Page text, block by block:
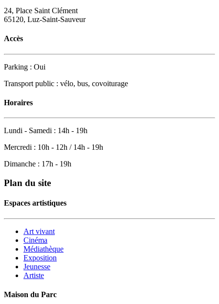
24, Place Saint Clément
65120, Luz-Saint-Sauveur
Accès
Parking : Oui
Transport public : vélo, bus, covoiturage
Horaires
Lundi - Samedi : 14h - 19h
Mercredi : 10h - 12h / 14h - 19h
Dimanche : 17h - 19h
Plan du site
Espaces artistiques
Art vivant
Cinéma
Médiathèque
Exposition
Jeunesse
Artiste
Maison du Parc